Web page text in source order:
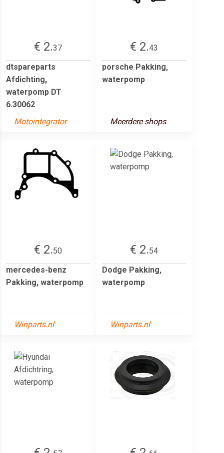
€ 2.37
dtspareparts
Afdichting,
waterpomp DT
6.30062
Motointegrator
€ 2.43
porsche Pakking,
waterpomp
Meerdere shops
€ 2.50
mercedes-benz
Pakking, waterpomp
Winparts.nl
€ 2.54
Dodge Pakking,
waterpomp
Winparts.nl